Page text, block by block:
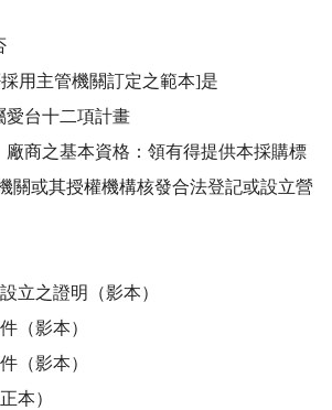
用主管機關訂定之範本]是
愛台十二項計畫
廠商之基本資格：領有得提供本採購標
關或其授權機構核發合法登記或設立營
立之證明（影本）
（影本）
（影本）
本）